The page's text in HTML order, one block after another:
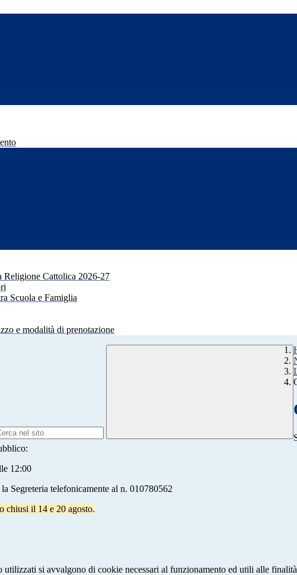
Religione Cattolica 2026-27
Scuola e Famiglia
e modalità di prenotazione
12:00
Segreteria telefonicamente al n. 010780562
chiusi il 14 e 20 agosto.
utilizzati si avvalgono di cookie necessari al funzionamento ed utili alle